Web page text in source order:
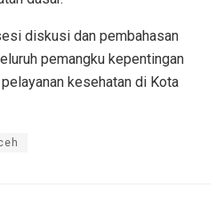
diskusi dan pembahasan
pemangku kepentingan
kesehatan di Kota